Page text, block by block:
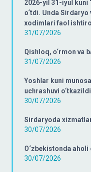
2026-yil 31-iyul kuni
o‘tdi. Unda
xodimlari faol
31/07/2026
Qishloq, o‘rmon va
31/07/2026
Yoshlar kuni
uchrashuvi o‘tkazildi
30/07/2026
Sirdaryoda
30/07/2026
O‘zbekistonda
30/07/2026